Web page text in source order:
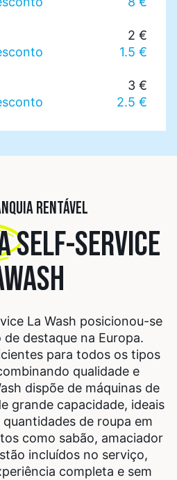
2 €
1.5 €
3 €
2.5 €
RENTÁVEL
SELF-SERVICE
La Wash posicionou-se
destaque na Europa.
para todos os tipos
qualidade e
dispõe de máquinas de
grande capacidade, ideais
de roupa em
como sabão, amaciador
incluídos no serviço,
completa e sem